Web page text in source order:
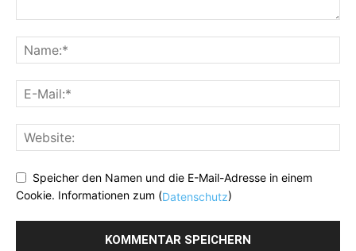
Speicher den Namen und die E-Mail-Adresse in einem
Cookie. Informationen zum (Datenschutz)